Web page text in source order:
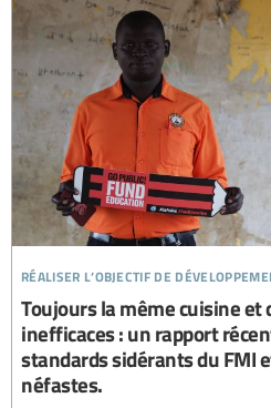
réaliser l’objectif de
Toujours la même cuisine et
inefficaces : un rapport
standards sidérants du FMI
néfastes.